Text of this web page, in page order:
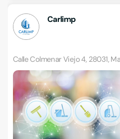
Carlimp
Calle Colmenar Viejo 4, 28031,